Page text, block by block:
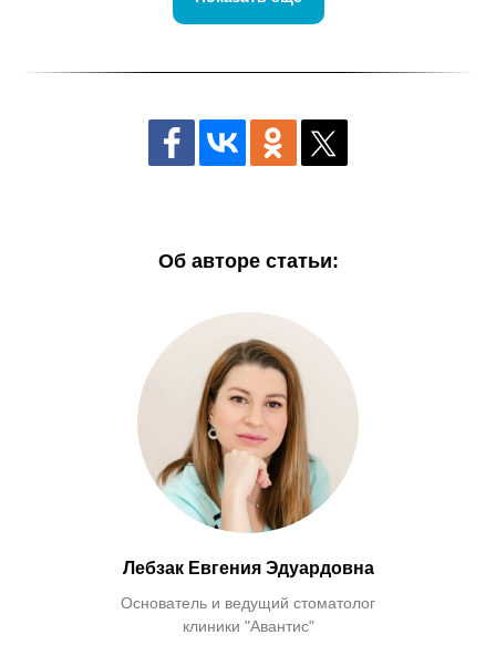
Об авторе статьи:
Лебзак Евгения Эдуардовна
Основатель и ведущий стоматолог
клиники "Авантис"